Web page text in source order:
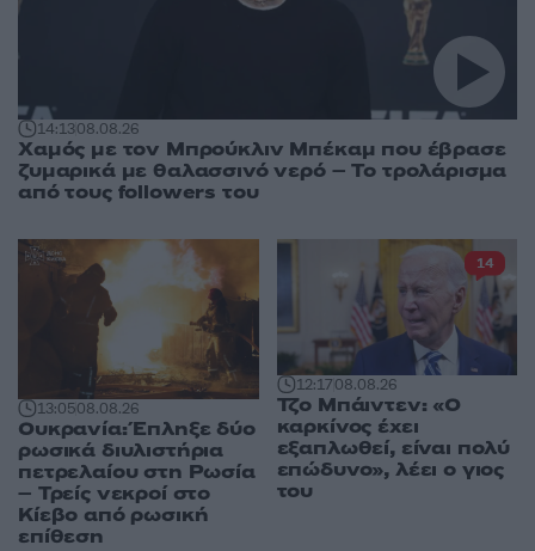
14:1308.08.26
Χαμός με τον Μπρούκλιν Μπέκαμ που έβρασε
ζυμαρικά με θαλασσινό νερό – Το τρολάρισμα
από τους followers του
13:0508.08.26
Ουκρανία: Έπληξε δύο
ρωσικά διυλιστήρια
πετρελαίου στη Ρωσία
– Τρείς νεκροί στο
Κίεβο από ρωσική
επίθεση
12:1708.08.26
Τζο Μπάιντεν: «Ο
καρκίνος έχει
εξαπλωθεί, είναι πολύ
επώδυνο», λέει ο γιος
του
14